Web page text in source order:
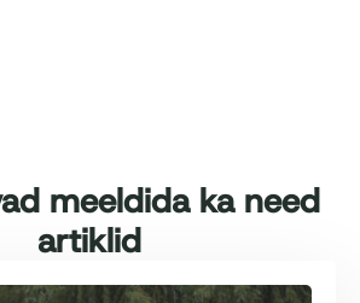
meeldida ka need
artiklid